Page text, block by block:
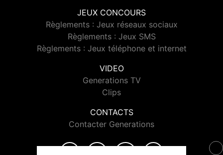
JEUX CONCOURS
Règlements : Jeux réseaux sociaux
Règlements : Jeux SMS
Règlements : Jeux téléphone et internet
VIDEO
Generations TV
Clips
CONTACTS
Contacter Generations